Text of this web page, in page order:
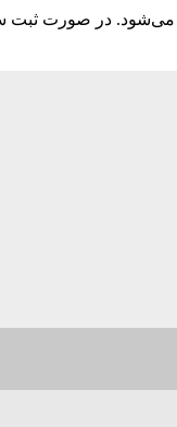
در صورت ثبت